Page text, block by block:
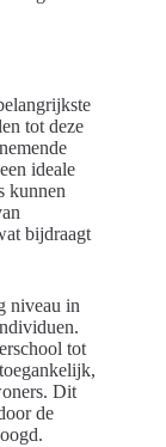
tot deze
ideale
kunnen
bijdraagt
niveau in
tot
Dit
de